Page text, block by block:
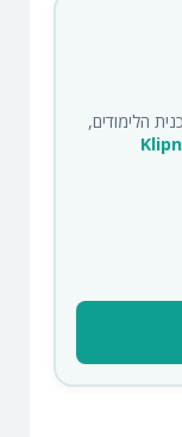
הלימודים,